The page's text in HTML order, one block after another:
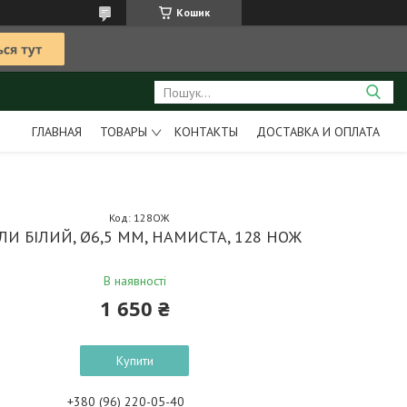
Кошик
ГЛАВНАЯ ТОВАРЫ КОНТАКТЫ ДОСТАВКА И ОПЛАТА
БІЛИЙ, Ø6,5 ММ, НАМИСТА, 128 НОЖ
В наявності
Код: 128ОЖ
1 650 ₴
Купити
+380 (96) 220-05-40